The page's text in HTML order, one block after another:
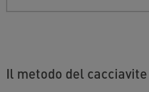
Il metodo del cacciavite